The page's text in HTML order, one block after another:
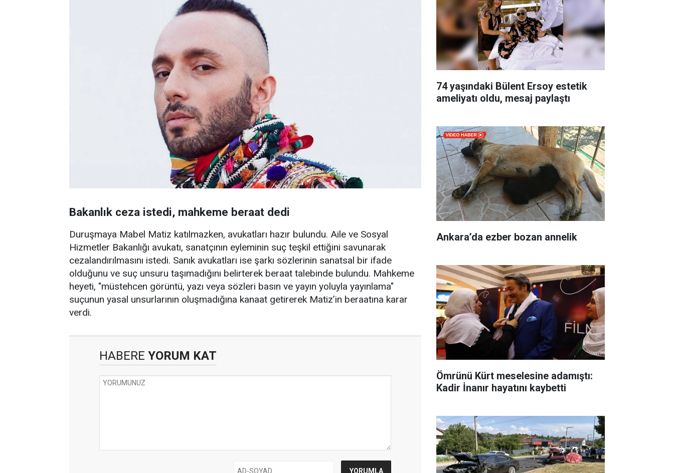
Bakanlık ceza istedi, mahkeme beraat dedi
Duruşmaya Mabel Matiz katılmazken, avukatları hazır bulundu. Aile ve Sosyal
Hizmetler Bakanlığı avukatı, sanatçının eyleminin suç teşkil ettiğini savunarak
cezalandırılmasını istedi. Sanık avukatları ise şarkı sözlerinin sanatsal bir ifade
olduğunu ve suç unsuru taşımadığını belirterek beraat talebinde bulundu. Mahkeme
heyeti, "müstehcen görüntü, yazı veya sözleri basın ve yayın yoluyla yayınlama"
suçunun yasal unsurlarının oluşmadığına kanaat getirerek Matiz’in beraatına karar
verdi.
HABERE YORUM KAT
74 yaşındaki Bülent Ersoy estetik
ameliyatı oldu, mesaj paylaştı
Ankara’da ezber bozan annelik
Ömrünü Kürt meselesine adamıştı:
Kadir İnanır hayatını kaybetti